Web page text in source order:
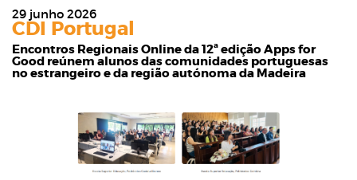
29 junho 2026
CDI Portugal
Encontros Regionais Online da 12ª edição Apps for
Good reúnem alunos das comunidades portuguesas
no estrangeiro e da região autónoma da Madeira